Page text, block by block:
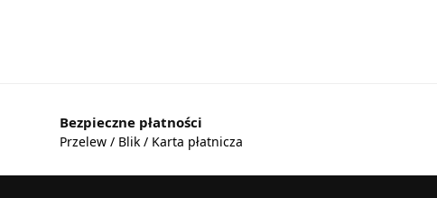
Bezpieczne płatności
Przelew / Blik / Karta płatnicza